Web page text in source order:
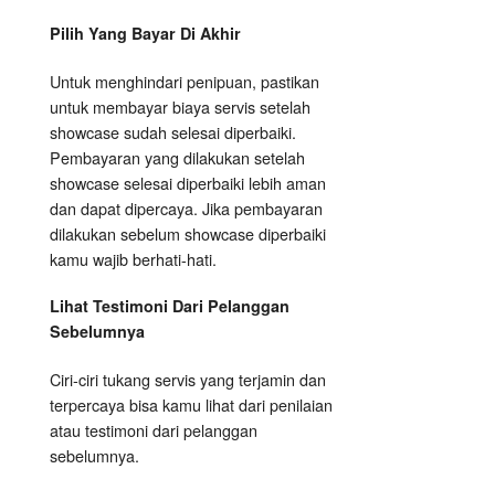
Pilih Yang Bayar Di Akhir
Untuk menghindari penipuan, pastikan
untuk membayar biaya servis setelah
showcase sudah selesai diperbaiki.
Pembayaran yang dilakukan setelah
showcase selesai diperbaiki lebih aman
dan dapat dipercaya. Jika pembayaran
dilakukan sebelum showcase diperbaiki
kamu wajib berhati-hati.
Lihat Testimoni Dari Pelanggan
Sebelumnya
Ciri-ciri tukang servis yang terjamin dan
terpercaya bisa kamu lihat dari penilaian
atau testimoni dari pelanggan
sebelumnya.